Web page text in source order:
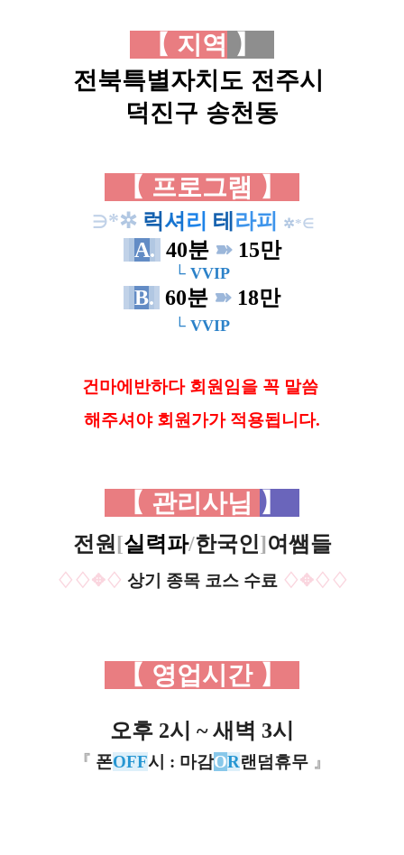
【 지역 】
전북특별자치도 전주시
덕진구 송천동
【 프로그램 】
∋*✲ 럭 셔 리 테 라피 ✲*∈
A. 40분 ➽15만
└ VVIP
B. 60분 ➽ 18만
└ VVIP
건마에반하다 회원임을 꼭 말씀
해 주셔야 회원가가 적용됩니다.
【 관리사님 】
전원 [실력파/한국인]여쌤들
♢♢✥♢ 상기 종목 코스 수료 ♢✥♢♢
【 영업시간 】
오후 2시 ~ 새벽 3시
『 폰OFF시 : 마감OR랜덤휴무 』